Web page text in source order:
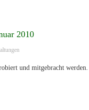
2010
und mitgebracht